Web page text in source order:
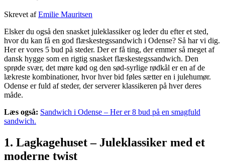
Skrevet afEmilie Mauritsen
Elsker du også den snasket juleklassiker og leder du efter et sted,
hvor du kan få en god flæskestegssandwich i Odense? Så har vi dig.
Her er vores 5 bud på steder. Der er få ting, der emmer så meget af
dansk hygge som en rigtig snasket flæskestegssandwich. Den
sprøde svær, det møre kød og den sød-syrlige rødkål er en af de
lækreste kombinationer, hvor hver bid føles sætter en i julehumør.
Odense er fuld af steder, der serverer klassikeren på hver deres
måde.
Læs også: Sandwich i Odense – Her er 8 bud på en smagfuld
sandwich.
1. Lagkagehuset – Juleklassiker med et
moderne twist